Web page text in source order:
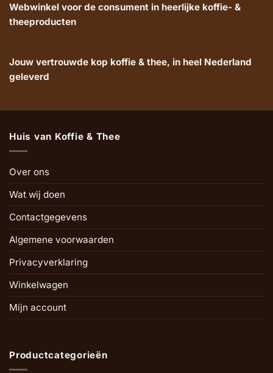
Webwinkel voor de consument in heerlijke koffie- &
theeproducten
Jouw vertrouwde kop koffie & thee, in heel Nederland
geleverd
Huis van Koffie & Thee
Over ons
Wat wij doen
Contactgegevens
Algemene voorwaarden
Privacyverklaring
Winkelwagen
Mijn account
Productcategorieën